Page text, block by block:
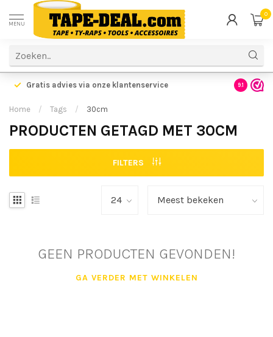
MENU
0
Gratis advies via onze klantenservice 9.1
Home / Tags / 30cm
PRODUCTEN GETAGD MET 30CM
FILTERS
GEEN PRODUCTEN GEVONDEN!
GA VERDER MET WINKELEN